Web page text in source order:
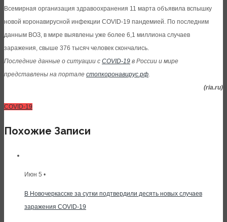
Всемирная организация здравоохранения 11 марта объявила вспышку
новой коронавирусной инфекции COVID-19 пандемией. По последним
данным ВОЗ, в мире выявлены уже более 6,1 миллиона случаев
заражения, свыше 376 тысяч человек скончались.
Последние данные о ситуации с COVID-19 в России и мире
представлены на портале стопкоронавирус.рф.
(ria.ru)
COVID-19
Похожие Записи
Июн 5 •
В Новочеркасске за сутки подтвердили десять новых случаев
заражения COVID-19